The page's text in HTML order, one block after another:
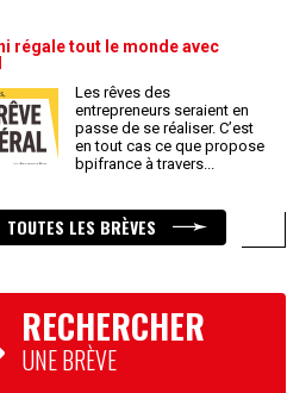
régale tout le monde avec
Les rêves des
entrepreneurs seraient en
passe de se réaliser. C’est
en tout cas ce que propose
bpifrance à travers...
TOUTES LES BRÈVES
RECHERCHER
UNE BRÈVE